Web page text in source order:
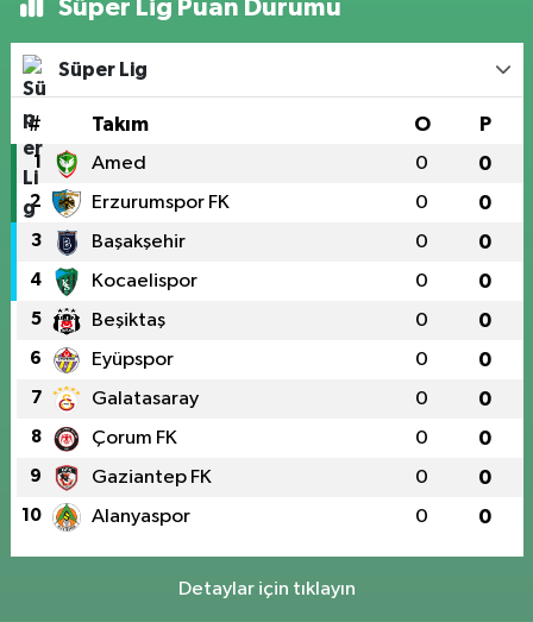
Süper Lig Puan Durumu
Süper Lig
# Takım O P
1 Amed 0 0
2 Erzurumspor FK 0 0
3 Başakşehir 0 0
4 Kocaelispor 0 0
5 Beşiktaş 0 0
6 Eyüpspor 0 0
7 Galatasaray 0 0
8 Çorum FK 0 0
9 Gaziantep FK 0 0
10 Alanyaspor 0 0
Detaylar için tıklayın